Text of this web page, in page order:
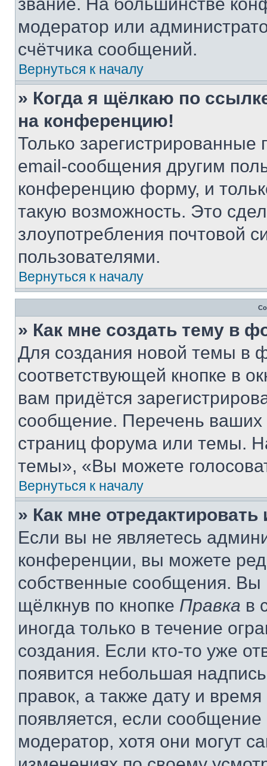
модератор или
счётчика сообщений.
Вернуться к началу
» Когда я щёлкаю по
на конференцию!
Только зарегистрированные
email-сообщения другим
конференцию форму, и
такую возможность. Это
злоупотребления почтовой
пользователями.
Вернуться к началу
» Как мне создать тему в
Для создания новой темы в
соответствующей кнопке в
вам придётся
сообщение. Перечень ваших
страниц форума или темы.
темы», «Вы можете
Вернуться к началу
» Как мне
Если вы не являетесь
конференции, вы можете
собственные сообщения. Вы
щёлкнув по кнопке Правка в
иногда только в течение
создания. Если кто-то уже
появится небольшая
правок, а также дату и
появляется, если
модератор, хотя они могут